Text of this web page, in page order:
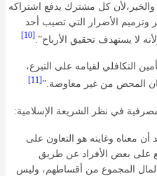
كل مشترك يدفع اشتراكه
الأضرار التي تصيب أحد
لا يستهدف تحقيق الأرباح”.
التكافلي لقيامه على التبرع،
المحض من غير معاوضة.”
في نظر الشريعة الإسلامية:
أن معناه وغايته هو التعاون على
على بعض الأفراد عن طريق
المجموع من أقساطهم، وليس